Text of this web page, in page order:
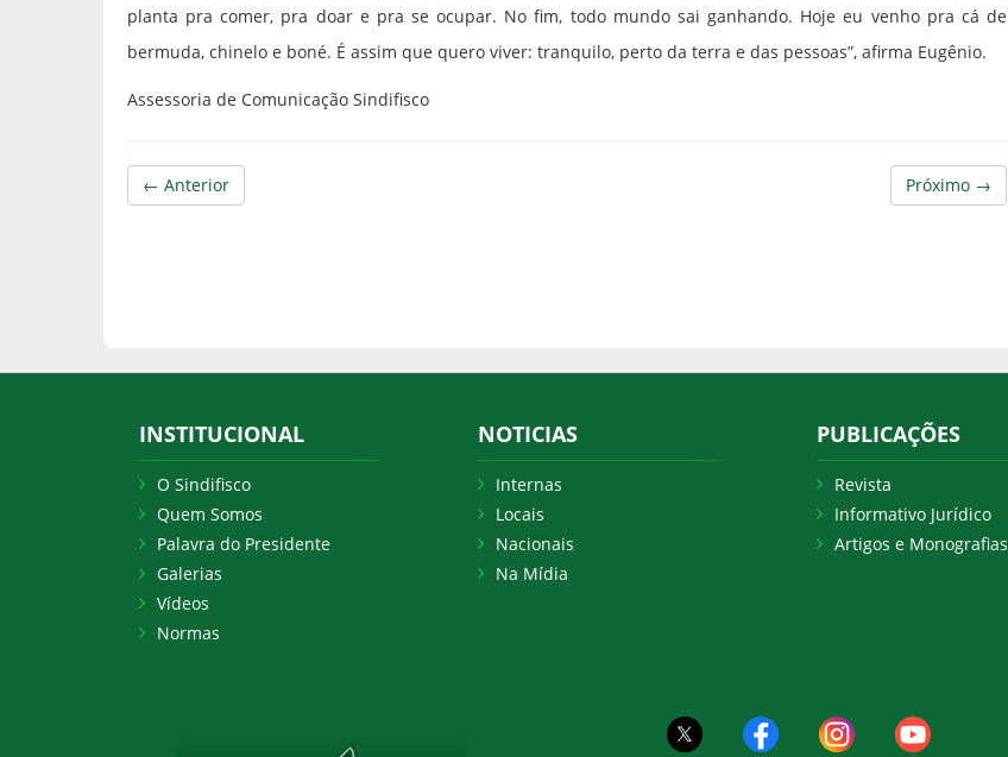
planta pra comer, pra doar e pra se ocupar. No fim, todo mundo sai ganhando. Hoje eu venho pra cá de
bermuda, chinelo e boné. É assim que quero viver: tranquilo, perto da terra e das pessoas”, afirma Eugênio.
Assessoria de Comunicação Sindifisco
Próximo →
← Anterior
INSTITUCIONAL
O Sindifisco
Quem Somos
Palavra do Presidente
Galerias
Vídeos
Normas
NOTICIAS
Internas
Locais
Nacionais
Na Mídia
PUBLICAÇÕES
Revista
Informativo Jurídico
Artigos e Monografias